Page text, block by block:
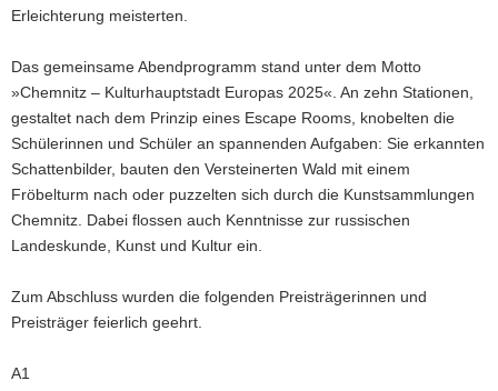
Erleichterung meisterten.
Das gemeinsame Abendprogramm stand unter dem Motto
»Chemnitz – Kulturhauptstadt Europas 2025« . An zehn Stationen,
gestaltet nach dem Prinzip eines Escape Rooms , knobelten die
Schülerinnen und Schüler an spannenden Aufgaben: Sie erkannten
Schattenbilder, bauten den Versteinerten Wald mit einem
Fröbelturm nach oder puzzelten sich durch die Kunstsammlungen
Chemnitz. Dabei flossen auch Kenntnisse zur russischen
Landeskunde, Kunst und Kultur ein.
Zum Abschluss wurden die folgenden Preisträgerinnen und
Preisträger feierlich geehrt.
A1